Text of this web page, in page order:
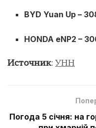
BYD Yuan Up –
HONDA eNP2 –
Источник: УНН
Погода 5 січня: на